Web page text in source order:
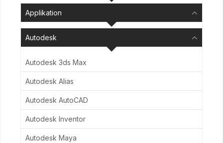
Applikation
Autodesk
Autodesk 3ds Max
Autodesk Alias
Autodesk AutoCAD
Autodesk Inventor
Autodesk Maya